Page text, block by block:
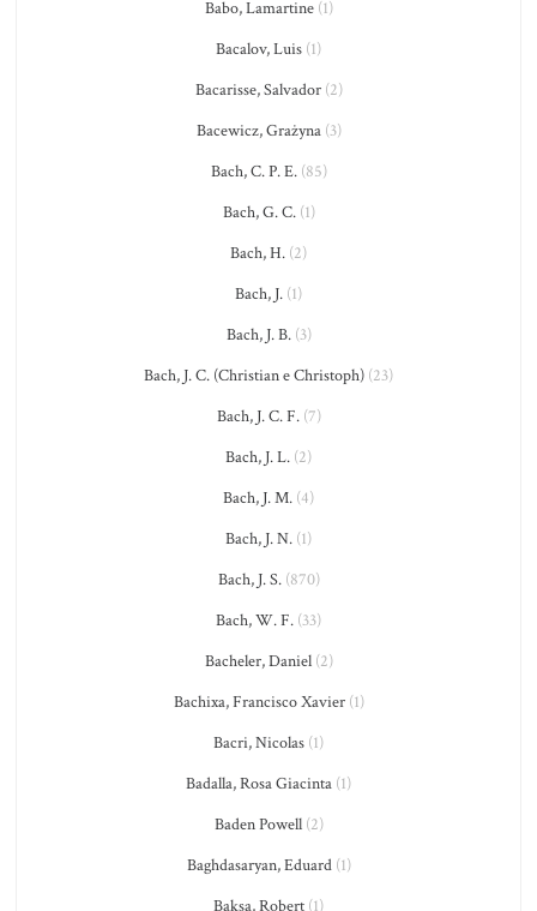
Babo, Lamartine(1)
Bacalov, Luis (1)
Bacarisse, Salvador(2)
Bacewicz, Grażyna(3)
Bach, C. P. E.(85)
Bach, G. C.(1)
Bach, H. (2)
Bach, J. (1)
Bach, J. B.(3)
Bach, J. C. (Christian e Christoph) (23)
Bach, J. C. F.(7)
Bach, J. L. (2)
Bach, J. M. (4)
Bach, J. N. (1)
Bach, J. S.(870)
Bach, W. F. (33)
Bacheler, Daniel(2)
Bachixa, Francisco Xavier(1)
Bacri, Nicolas (1)
Badalla, Rosa Giacinta (1)
Baden Powell(2)
Baghdasaryan, Eduard(1)
Baksa, Robert (1)